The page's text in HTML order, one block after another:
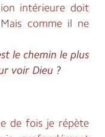
intérieure doit
comme il ne
le chemin le plus
voir Dieu ?
de fois je répète